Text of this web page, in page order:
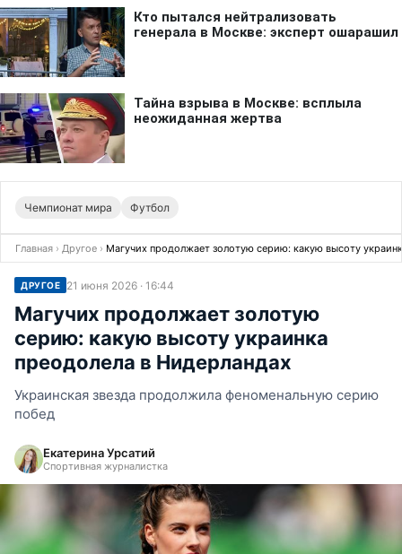
Чемпионат мира Футбол
Главная › Другое › Магучих продолжает золотую серию: какую высоту
ДРУГОЕ 21 июня 2026 · 16:44
Магучих продолжает золотую
серию: какую высоту украинка
преодолела в Нидерландах
Украинская звезда продолжила феноменальную серию
побед
Екатерина Урсатий
Спортивная журналистка